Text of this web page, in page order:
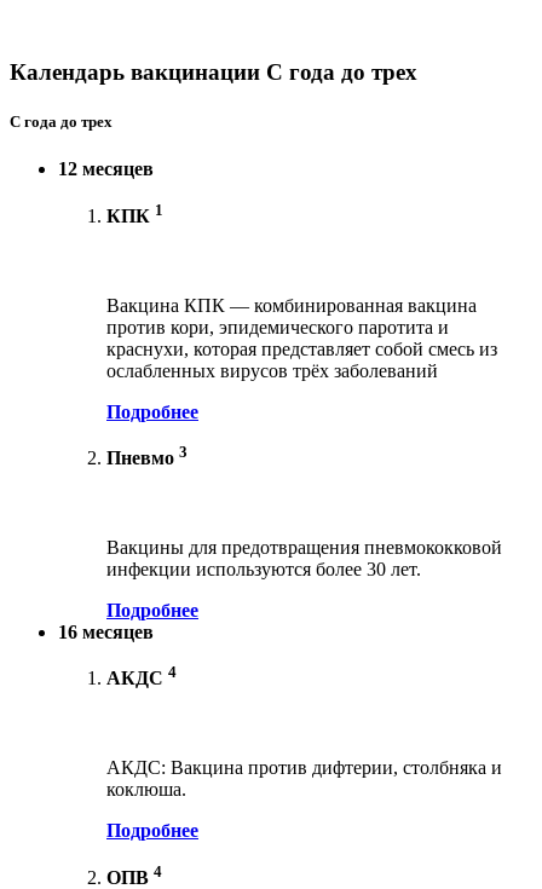
Календарь вакцинации С года до трех
С года до трех
12 месяцев
КПК 1
Вакцина КПК — комбинированная вакцина
против кори, эпидемического паротита и
краснухи, которая представляет собой смесь из
ослабленных вирусов трёх заболеваний
Подробнее
Пневмо 3
Вакцины для предотвращения пневмококковой
инфекции используются более 30 лет.
Подробнее
16 месяцев
АКДС 4
АКДС: Вакцина против дифтерии, столбняка и
коклюша.
Подробнее
ОПВ 4